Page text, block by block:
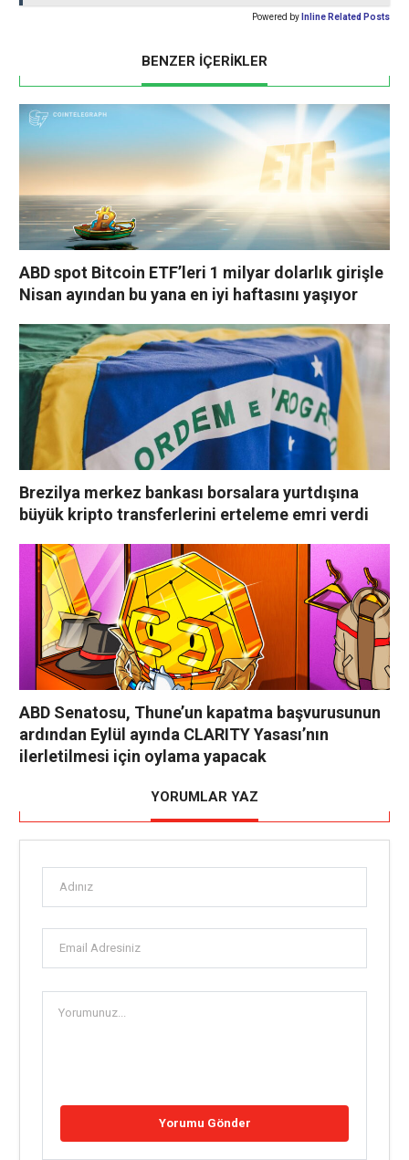
Powered by Inline Related Posts
BENZER İÇERİKLER
ABD spot Bitcoin ETF’leri 1 milyar dolarlık girişle
Nisan ayından bu yana en iyi haftasını yaşıyor
Brezilya merkez bankası borsalara yurtdışına
büyük kripto transferlerini erteleme emri verdi
ABD Senatosu, Thune’un kapatma başvurusunun
ardından Eylül ayında CLARITY Yasası’nın
ilerletilmesi için oylama yapacak
YORUMLAR YAZ